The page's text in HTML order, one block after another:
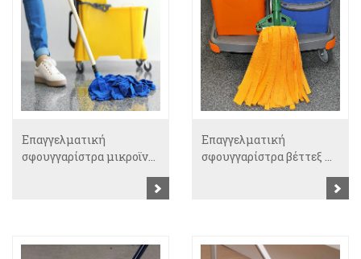
Επαγγελματική
σφουγγαρίστρα μικροϊν...
Επαγγελματική
σφουγγαρίστρα βέττεξ ...